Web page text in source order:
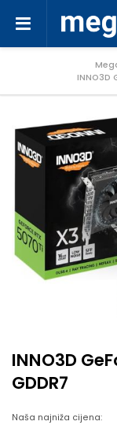
INNO3D
INNO3D
GDDR7
Naša najniža cijena: